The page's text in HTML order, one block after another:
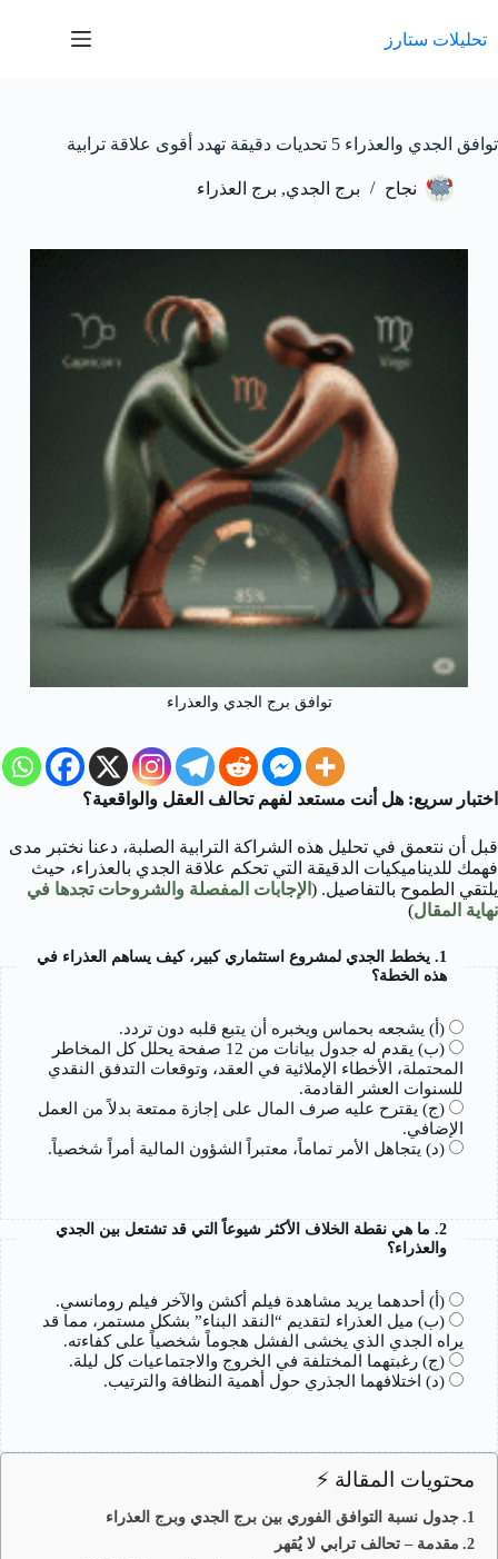
المحتوى
تحليلات ستارز
توافق الجدي والعذراء 5 تحديات دقيقة تهدد أقوى علاقة ترابية
نجاح برج الجدي, برج العذراء
توافق برج الجدي والعذراء
اختبار سريع: هل أنت مستعد لفهم تحالف العقل والواقعية؟
قبل أن نتعمق في تحليل هذه الشراكة الترابية الصلبة، دعنا نختبر مدى
فهمك للديناميكيات الدقيقة التي تحكم علاقة الجدي بالعذراء، حيث
يلتقي الطموح بالتفاصيل. ( الإجابات المفصلة والشروحات تجدها في
نهاية المقال)
1. يخطط الجدي لمشروع استثماري كبير، كيف يساهم العذراء في
هذه الخطة؟
(أ) يشجعه بحماس ويخبره أن يتبع قلبه دون تردد.
(ب) يقدم له جدول بيانات من 12 صفحة يحلل كل المخاطر
المحتملة، الأخطاء الإملائية في العقد، وتوقعات التدفق النقدي
للسنوات العشر القادمة.
(ج) يقترح عليه صرف المال على إجازة ممتعة بدلاً من العمل
الإضافي.
(د) يتجاهل الأمر تماماً، معتبراً الشؤون المالية أمراً شخصياً.
2. ما هي نقطة الخلاف الأكثر شيوعاً التي قد تشتعل بين الجدي
والعذراء؟
(أ) أحدهما يريد مشاهدة فيلم أكشن والآخر فيلم رومانسي.
(ب) ميل العذراء لتقديم “النقد البناء” بشكل مستمر، مما قد
يراه الجدي الذي يخشى الفشل هجوماً شخصياً على كفاءته.
(ج) رغبتهما المختلفة في الخروج والاجتماعيات كل ليلة.
(د) اختلافهما الجذري حول أهمية النظافة والترتيب.
محتويات المقالة ⚡
جدول نسبة التوافق الفوري بين برج الجدي وبرج العذراء
مقدمة – تحالف ترابي لا يُقهر